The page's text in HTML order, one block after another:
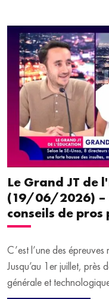
Le Grand JT de
(19/06/2026) –
conseils de pros
C’est l’une des
Jusqu’au 1er juillet,
générale et